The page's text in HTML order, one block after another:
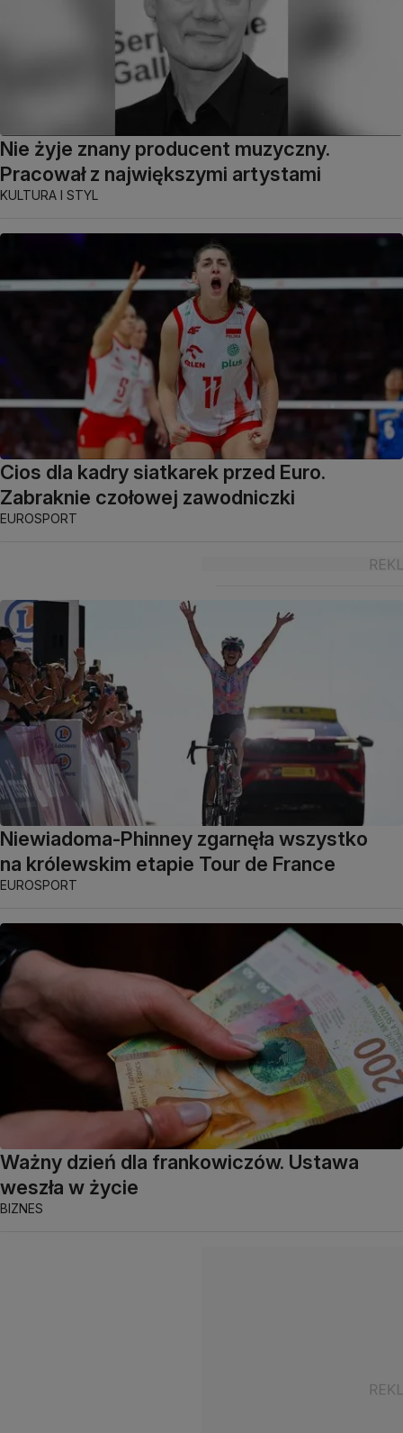
Nie żyje znany producent muzyczny.
Pracował z największymi artystami
KULTURA I STYL
Cios dla kadry siatkarek przed Euro.
Zabraknie czołowej zawodniczki
EUROSPORT
Niewiadoma-Phinney zgarnęła wszystko
na królewskim etapie Tour de France
EUROSPORT
Ważny dzień dla frankowiczów. Ustawa
weszła w życie
BIZNES